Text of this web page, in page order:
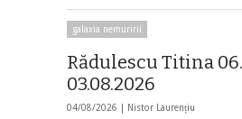
galaxia nemuririi
Rădulescu Titina
03.08.2026
04/08/2026 | Nistor Laurențiu